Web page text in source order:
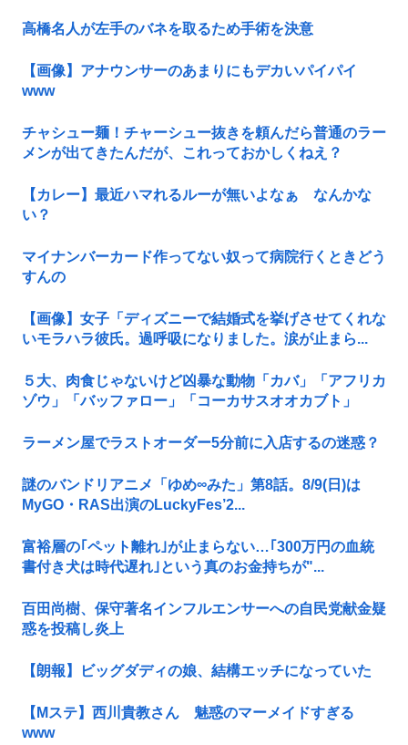
高橋名人が左手のバネを取るため手術を決意
【画像】アナウンサーのあまりにもデカいパイパイ
www
チャシュー麺！チャーシュー抜きを頼んだら普通のラー
メンが出てきたんだが、これっておかしくねえ？
【カレー】最近ハマれるルーが無いよなぁ なんかな
い？
マイナンバーカード作ってない奴って病院行くときどう
すんの
【画像】女子「ディズニーで結婚式を挙げさせてくれな
いモラハラ彼氏。過呼吸になりました。涙が止まら...
５大、肉食じゃないけど凶暴な動物「カバ」「アフリカ
ゾウ」「バッファロー」「コーカサスオオカブト」
ラーメン屋でラストオーダー5分前に入店するの迷惑？
謎のバンドリアニメ「ゆめ∞みた」第8話。8/9(日)は
MyGO・RAS出演のLuckyFes’2...
富裕層の｢ペット離れ｣が止まらない…｢300万円の血統
書付き犬は時代遅れ｣という真のお金持ちが"...
百田尚樹、保守著名インフルエンサーへの自民党献金疑
惑を投稿し炎上
【朗報】ビッグダディの娘、結構エッチになっていた
【Mステ】西川貴教さん 魅惑のマーメイドすぎる
www